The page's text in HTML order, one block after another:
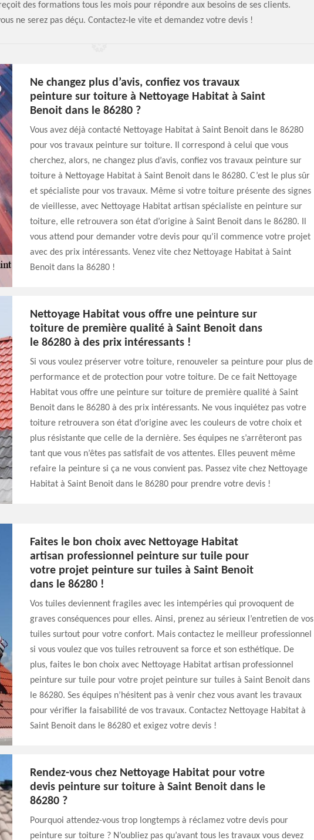
des formations tous les mois pour répondre aux besoins de ses clients.
ne serez pas déçu. Contactez-le vite et demandez votre devis !
Ne changez plus d’avis, confiez vos travaux
peinture sur toiture à Nettoyage Habitat à Saint
Benoit dans le 86280 ?
Vous avez déjà contacté Nettoyage Habitat à Saint Benoit dans le 86280
pour vos travaux peinture sur toiture. Il correspond à celui que vous
cherchez, alors, ne changez plus d’avis, confiez vos travaux peinture sur
toiture à Nettoyage Habitat à Saint Benoit dans le 86280. C’est le plus sûr
et spécialiste pour vos travaux. Même si votre toiture présente des signes
de vieillesse, avec Nettoyage Habitat artisan spécialiste en peinture sur
toiture, elle retrouvera son état d’origine à Saint Benoit dans le 86280. Il
vous attend pour demander votre devis pour qu’il commence votre projet
avec des prix intéressants. Venez vite chez Nettoyage Habitat à Saint
Benoit dans la 86280 !
Nettoyage Habitat vous offre une peinture sur
toiture de première qualité à Saint Benoit dans
le 86280 à des prix intéressants !
Si vous voulez préserver votre toiture, renouveler sa peinture pour plus de
performance et de protection pour votre toiture. De ce fait Nettoyage
Habitat vous offre une peinture sur toiture de première qualité à Saint
Benoit dans le 86280 à des prix intéressants. Ne vous inquiétez pas votre
toiture retrouvera son état d’origine avec les couleurs de votre choix et
plus résistante que celle de la dernière. Ses équipes ne s’arrêteront pas
tant que vous n’êtes pas satisfait de vos attentes. Elles peuvent même
refaire la peinture si ça ne vous convient pas. Passez vite chez Nettoyage
Habitat à Saint Benoit dans le 86280 pour prendre votre devis !
Faites le bon choix avec Nettoyage Habitat
artisan professionnel peinture sur tuile pour
votre projet peinture sur tuiles à Saint Benoit
dans le 86280 !
Vos tuiles deviennent fragiles avec les intempéries qui provoquent de
graves conséquences pour elles. Ainsi, prenez au sérieux l’entretien de vos
tuiles surtout pour votre confort. Mais contactez le meilleur professionnel
si vous voulez que vos tuiles retrouvent sa force et son esthétique. De
plus, faites le bon choix avec Nettoyage Habitat artisan professionnel
peinture sur tuile pour votre projet peinture sur tuiles à Saint Benoit dans
le 86280. Ses équipes n’hésitent pas à venir chez vous avant les travaux
pour vérifier la faisabilité de vos travaux. Contactez Nettoyage Habitat à
Saint Benoit dans le 86280 et exigez votre devis !
Rendez-vous chez Nettoyage Habitat pour votre
devis peinture sur toiture à Saint Benoit dans le
86280 ?
Pourquoi attendez-vous trop longtemps à réclamez votre devis pour
peinture sur toiture ? N’oubliez pas qu’avant tous les travaux vous devez